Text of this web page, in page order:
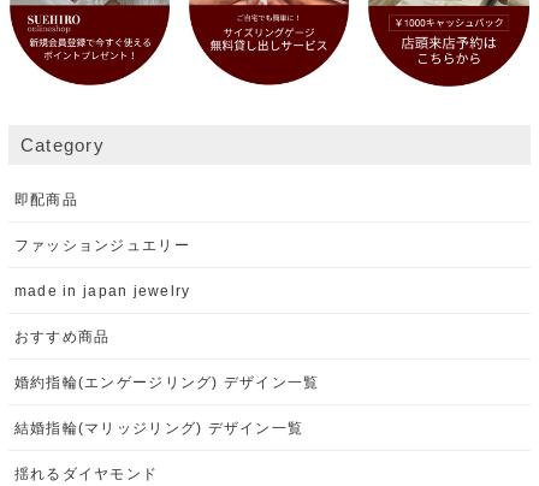
Category
即配商品
ファッションジュエリー
made in japan jewelry
おすすめ商品
婚約指輪(エンゲージリング) デザイン一覧
結婚指輪(マリッジリング) デザイン一覧
揺れるダイヤモンド